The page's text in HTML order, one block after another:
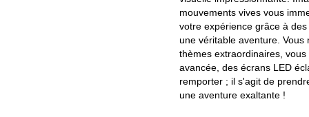
mouvements vives vous
votre expérience grâce à
une véritable aventure.
thèmes extraordinaires,
avancée, des écrans LED
remporter ; il s'agit de
une aventure exaltante !